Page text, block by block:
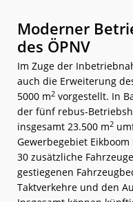
Moderner
des ÖPNV
Im Zuge der
auch die Erweiterung
5000 m2 vorgestellt. In
der fünf rebus-
insgesamt 23.500 m2
Gewerbegebiet
30 zusätzliche
gestiegenen
Taktverkehre und den